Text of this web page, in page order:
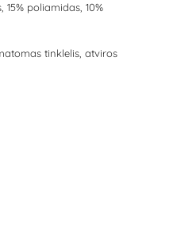
15% poliamidas, 10%
tinklelis, atviros